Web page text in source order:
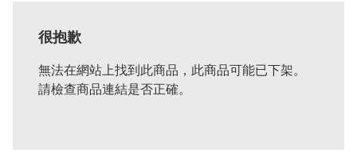
很抱歉
無法在網站上找到此商品，此商品可能已下架。
請檢查商品連結是否正確。